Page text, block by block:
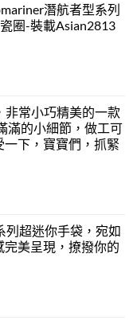
潛航者型系列
圈-裝載Asian2813
非常小巧精美的一款
滿的小細節，做工可
下，寶寶們，抓緊
列超迷你手袋，宛如
美呈現，撩撥你的